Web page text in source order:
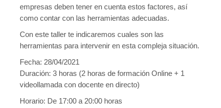
Vídeos youtube
Formación
Otras acciones formativas
empresas deben tener en cuenta estos factores, así
como contar con las herramientas adecuadas.
Con este taller te indicaremos cuales son las
herramientas para intervenir en esta compleja situación.
Fecha: 28/04/2021
Duración: 3 horas (2 horas de formación Online + 1
videollamada con docente en directo)
Horario: De 17:00 a 20:00 horas